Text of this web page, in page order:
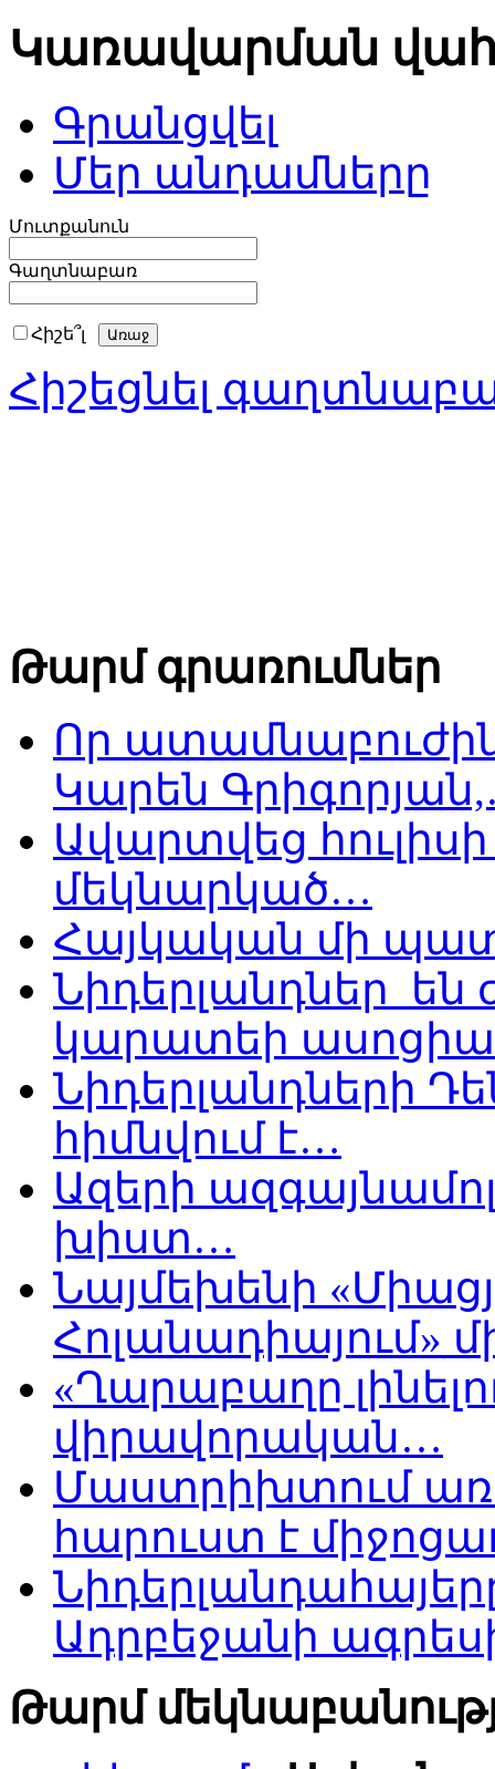
Կառավարման
Գրանցվել
Մեր անդամները
Մուտքանուն
Գաղտնաբառ
Հիշե՞լ
Հիշեցնել
Թարմ գրառումներ
Որ
Կարեն
Ավարտվեց
մեկնարկած…
Հայկական մի
Նիդերլանդներ
կարատեի
Նիդերլանդների
հիմնվում է…
Ազերի
խիստ…
Նայմեխենի
Հոլանադիայում»
«Ղարաբաղը
վիրավորական…
Մաստրիխտում
հարուստ է
Ադրբեջանի
Թարմ